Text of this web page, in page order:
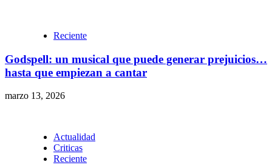
Reciente
Godspell: un musical que puede generar prejuicios…
hasta que empiezan a cantar
marzo 13, 2026
Actualidad
Criticas
Reciente